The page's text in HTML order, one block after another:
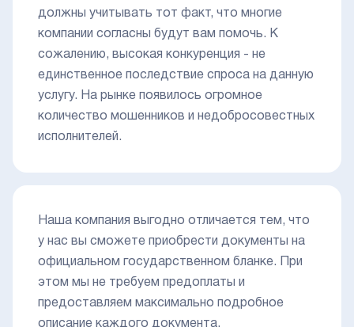
должны учитывать тот факт, что многие
компании согласны будут вам помочь. К
сожалению, высокая конкуренция - не
единственное последствие спроса на данную
услугу. На рынке появилось огромное
количество мошенников и недобросовестных
исполнителей.
Наша компания выгодно отличается тем, что
у нас вы сможете приобрести документы на
официальном государственном бланке. При
этом мы не требуем предоплаты и
предоставляем максимально подробное
описание каждого документа.